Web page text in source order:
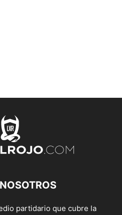
partidario que cubre la